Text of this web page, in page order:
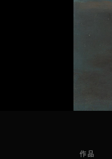
作品